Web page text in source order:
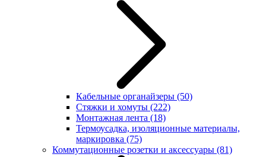
Кабельные органайзеры (50)
Стяжки и хомуты (222)
Монтажная лента (18)
Термоусадка, изоляционные материалы,
маркировка (75)
Коммутационные розетки и аксессуары (81)